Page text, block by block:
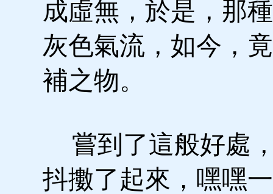
成虛無，於是，那
灰色氣流，如今，
補之物。
嘗到了這般好處
抖擻了起來，嘿嘿